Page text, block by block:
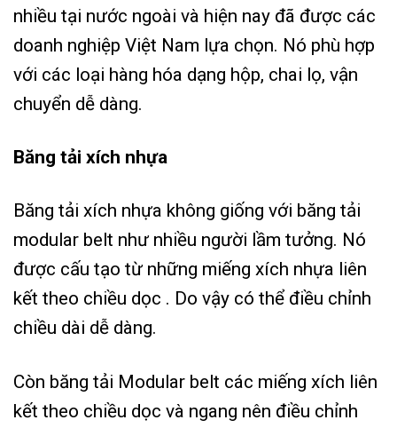
nhiều tại nước ngoài và hiện nay đã được các
doanh nghiệp Việt Nam lựa chọn. Nó phù hợp
với các loại hàng hóa dạng hộp, chai lọ, vận
chuyển dễ dàng.
Băng tải xích nhựa
Băng tải xích nhựa không giống với băng tải
modular belt như nhiều người lầm tưởng. Nó
được cấu tạo từ những miếng xích nhựa liên
kết theo chiều dọc . Do vậy có thể điều chỉnh
chiều dài dễ dàng.
Còn băng tải Modular belt các miếng xích liên
kết theo chiều dọc và ngang nên điều chỉnh